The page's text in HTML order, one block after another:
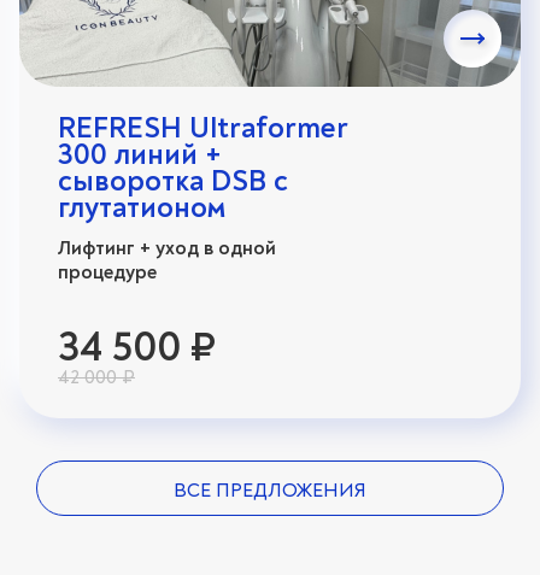
ВСЕ ПРЕДЛОЖЕНИЯ
REFRESH Ultraformer
300 линий +
сыворотка DSB с
глутатионом
Лифтинг + уход в одной
процедуре
34 500 ₽
42 000 ₽